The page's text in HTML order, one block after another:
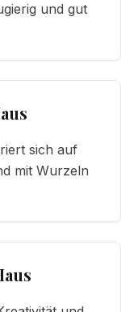
und gut
sich auf
mit Wurzeln